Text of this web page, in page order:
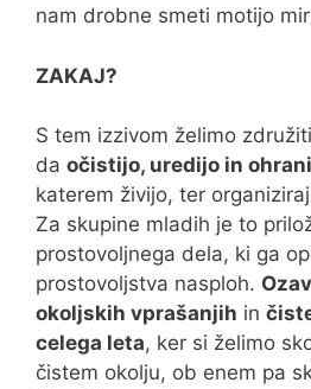
nam drobne smeti motijo
ZAKAJ?
S tem izzivom želimo
da očistijo, uredijo in
katerem živijo, ter
Za skupine mladih je to
prostovoljnega dela, ki ga
prostovoljstva nasploh.
okoljskih vprašanjih in
celega leta, ker si želimo
čistem okolju, ob enem pa